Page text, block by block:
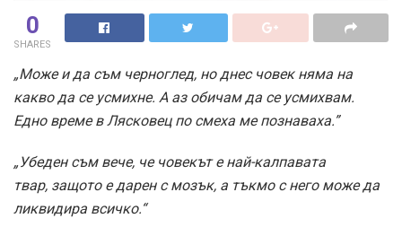
0
SHARES
„Може и да съм черноглед, но днес човек няма на
какво да се усмихне. А аз обичам да се усмихвам.
Едно време в Лясковец по смеха ме познаваха.”
„Убеден съм вече, че човекът е най-калпавата
твар, защото е дарен с мозък, а тъкмо с него може да
ликвидира всичко.“